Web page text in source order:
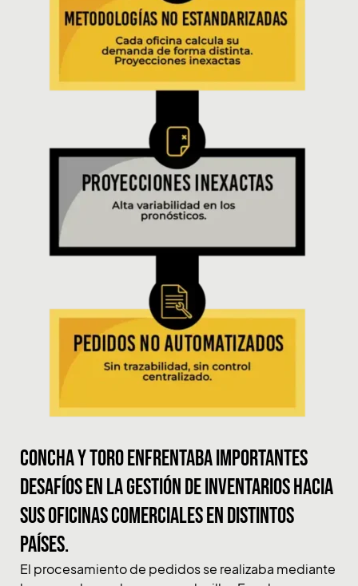
Concha y Toro enfrentaba importantes
desafíos en la gestión de inventarios hacia
sus oficinas comerciales en distintos
países.
El procesamiento de pedidos se realizaba mediante